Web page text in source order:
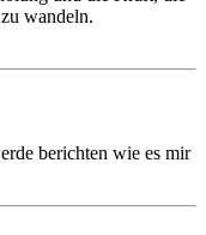
wandeln.
berichten wie es mir